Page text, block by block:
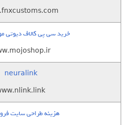
خرید سی پی کالاف دیوتی
neuralink
هزینه طراحی سایت